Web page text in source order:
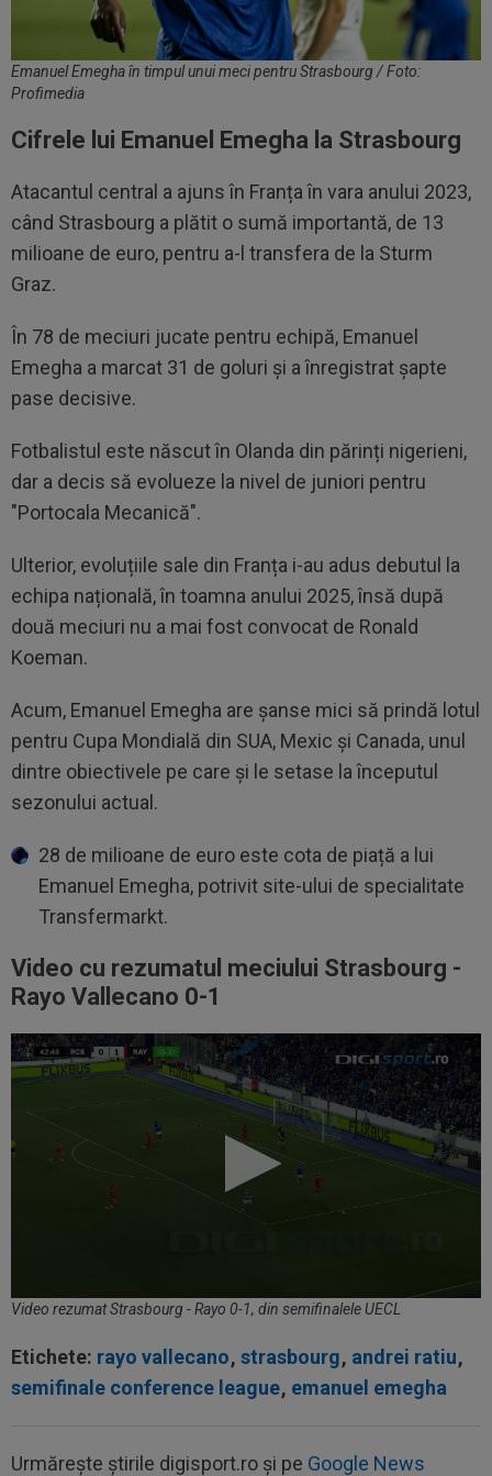
Emanuel Emegha în timpul unui meci pentru Strasbourg / Foto:
Profimedia
Cifrele lui Emanuel Emegha la Strasbourg
Atacantul central a ajuns în Franța în vara anului 2023,
când Strasbourg a plătit o sumă importantă, de 13
milioane de euro, pentru a-l transfera de la Sturm
Graz.
În 78 de meciuri jucate pentru echipă, Emanuel
Emegha a marcat 31 de goluri și a înregistrat șapte
pase decisive.
Fotbalistul este născut în Olanda din părinți nigerieni,
dar a decis să evolueze la nivel de juniori pentru
"Portocala Mecanică".
Ulterior, evoluțiile sale din Franța i-au adus debutul la
echipa națională, în toamna anului 2025, însă după
două meciuri nu a mai fost convocat de Ronald
Koeman.
Acum, Emanuel Emegha are șanse mici să prindă lotul
pentru Cupa Mondială din SUA, Mexic și Canada, unul
dintre obiectivele pe care și le setase la începutul
sezonului actual.
28 de milioane de euro este cota de piață a lui
Emanuel Emegha, potrivit site-ului de specialitate
Transfermarkt.
Video cu rezumatul meciului Strasbourg -
Rayo Vallecano 0-1
Video rezumat Strasbourg - Rayo 0-1, din semifinalele UECL
Etichete: rayo vallecano, strasbourg, andrei ratiu,
semifinale conference league, emanuel emegha
Urmărește știrile digisport.ro și pe Google News